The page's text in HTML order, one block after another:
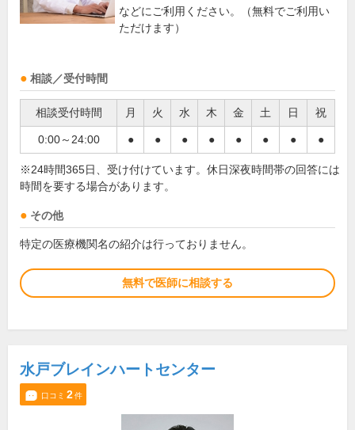
などにご利用ください。（無料でご利用い
ただけます）
相談／受付時間
相談受付時間 月 火 水 木 金 土 日 祝
0:00～24:00 ● ● ● ● ● ● ● ●
※24時間365日、受け付けています。休日深夜時間帯の回答には
時間を要する場合があります。
その他
特定の医療機関名の紹介は行っておりません。
無料で医師に相談する
水戸ブレインハートセンター
口コミ 2件